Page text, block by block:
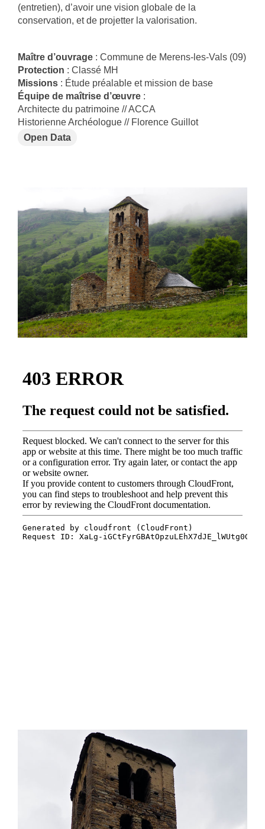
(entretien), d’avoir une vision globale de la
conservation, et de projetter la valorisation.
Maître d’ouvrage : Commune de Merens-les-Vals (09)
Protection : Classé MH
Missions : Étude préalable et mission de base
Équipe de maîtrise d’œuvre :
Architecte du patrimoine // ACCA
Historienne Archéologue // Florence Guillot
Open Data